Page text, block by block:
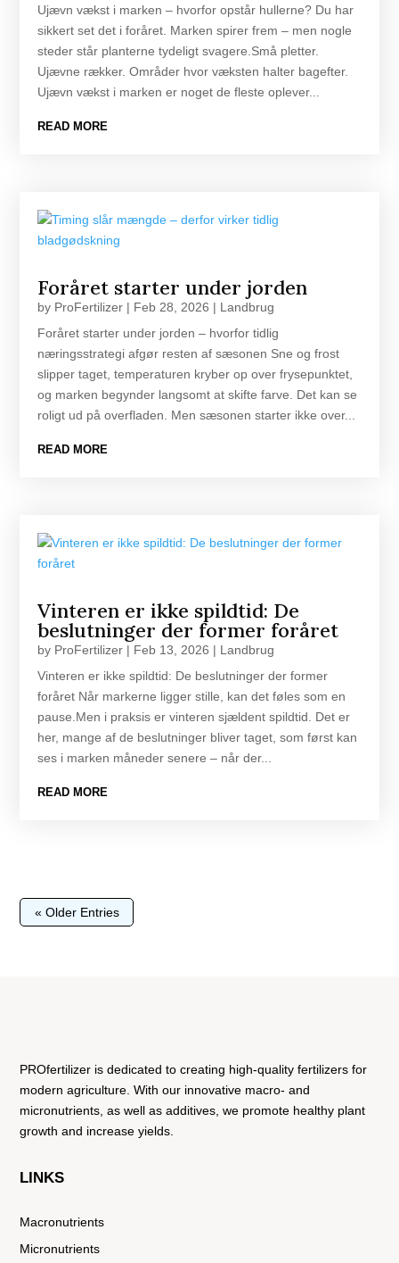
Ujævn vækst i marken – hvorfor opstår hullerne? Du har
sikkert set det i foråret. Marken spirer frem – men nogle
steder står planterne tydeligt svagere.Små pletter.
Ujævne rækker. Områder hvor væksten halter bagefter.
Ujævn vækst i marken er noget de fleste oplever...
READ MORE
Foråret starter under jorden
by ProFertilizer | Feb 28, 2026 | Landbrug
Foråret starter under jorden – hvorfor tidlig
næringsstrategi afgør resten af sæsonen Sne og frost
slipper taget, temperaturen kryber op over frysepunktet,
og marken begynder langsomt at skifte farve. Det kan se
roligt ud på overfladen. Men sæsonen starter ikke over...
READ MORE
Vinteren er ikke spildtid: De
beslutninger der former foråret
by ProFertilizer | Feb 13, 2026 | Landbrug
Vinteren er ikke spildtid: De beslutninger der former
foråret Når markerne ligger stille, kan det føles som en
pause.Men i praksis er vinteren sjældent spildtid. Det er
her, mange af de beslutninger bliver taget, som først kan
ses i marken måneder senere – når der...
READ MORE
« Older Entries
PROfertilizer is dedicated to creating high-quality fertilizers for
modern agriculture. With our innovative macro- and
micronutrients, as well as additives, we promote healthy plant
growth and increase yields.
LINKS
Macronutrients
Micronutrients